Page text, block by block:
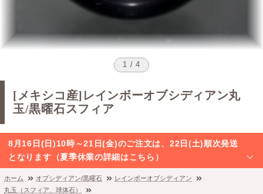
1 / 4
[メキシコ産]レインボーオブシディアン丸
玉/黒曜石スフィア
8月16日(日)10時～21日(金)のご注文は、22日(土)順次発送
となります（夏季休業の詳細はこちら）
ホーム オブシディアン/黒曜石
レインボーオブシディアン
丸玉（スフィア、球体石）